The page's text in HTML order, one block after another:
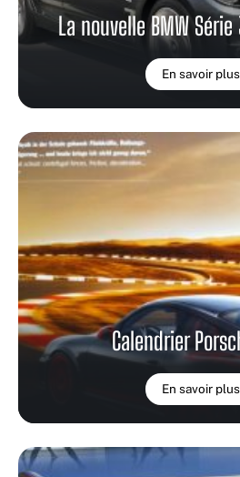
La nouvelle BMW
En savoir plus
Calendrier
En savoir plus